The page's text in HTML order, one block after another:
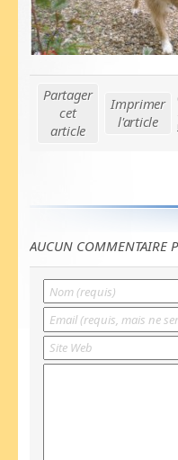
Partager
cet
article
Imprimer
l'article
AUCUN COMMENTAIRE